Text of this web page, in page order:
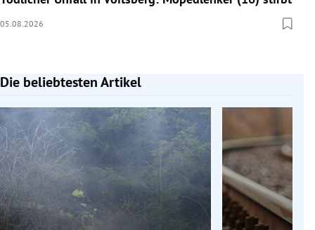
05.08.2026
Die beliebtesten Artikel
Slide 1 von 7